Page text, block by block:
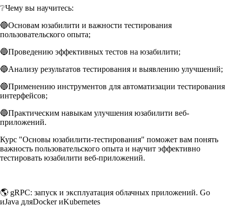
❔Чему вы научитесь:
🔵Основам юзабилити и важности тестирования
пользовательского опыта;
🔵Проведению эффективных тестов на юзабилити;
🔵Анализу результатов тестирования и выявлению улучшений;
🔵Применению инструментов для автоматизации тестирования
интерфейсов;
🔵Практическим навыкам улучшения юзабилити веб-
приложений.
Курс "Основы юзабилити-тестирования" поможет вам понять
важность пользовательского опыта и научит эффективно
тестировать юзабилити веб-приложений.
🌎 gRPC: запуск и эксплуатация облачных приложений. Go
иJava дляDocker иKubernetes